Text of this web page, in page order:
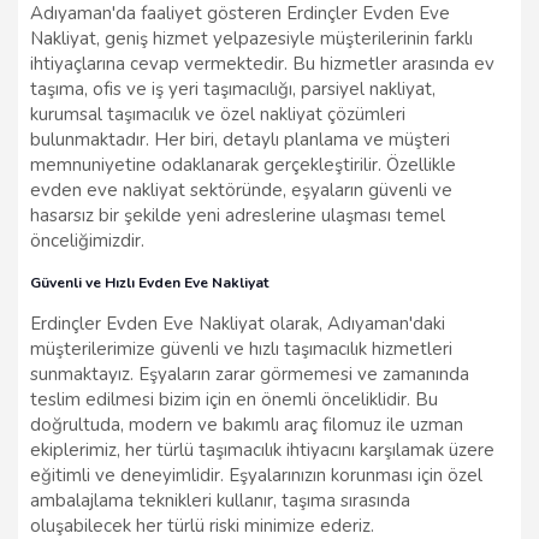
Adıyaman'da faaliyet gösteren Erdinçler Evden Eve
Nakliyat, geniş hizmet yelpazesiyle müşterilerinin farklı
ihtiyaçlarına cevap vermektedir. Bu hizmetler arasında ev
taşıma, ofis ve iş yeri taşımacılığı, parsiyel nakliyat,
kurumsal taşımacılık ve özel nakliyat çözümleri
bulunmaktadır. Her biri, detaylı planlama ve müşteri
memnuniyetine odaklanarak gerçekleştirilir. Özellikle
evden eve nakliyat sektöründe, eşyaların güvenli ve
hasarsız bir şekilde yeni adreslerine ulaşması temel
önceliğimizdir.
Güvenli ve Hızlı Evden Eve Nakliyat
Erdinçler Evden Eve Nakliyat olarak, Adıyaman'daki
müşterilerimize güvenli ve hızlı taşımacılık hizmetleri
sunmaktayız. Eşyaların zarar görmemesi ve zamanında
teslim edilmesi bizim için en önemli önceliklidir. Bu
doğrultuda, modern ve bakımlı araç filomuz ile uzman
ekiplerimiz, her türlü taşımacılık ihtiyacını karşılamak üzere
eğitimli ve deneyimlidir. Eşyalarınızın korunması için özel
ambalajlama teknikleri kullanır, taşıma sırasında
oluşabilecek her türlü riski minimize ederiz.